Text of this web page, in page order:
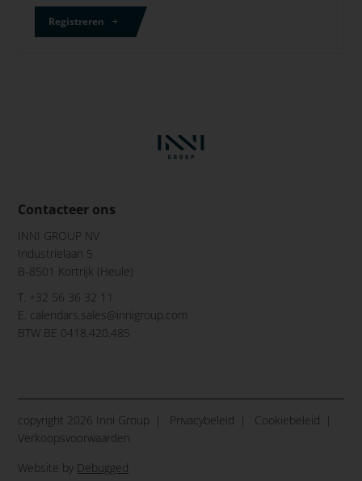
Registreren
Contacteer ons
INNI GROUP NV
Industrielaan 5
B-8501 Kortrijk (Heule)
T. +32 56 36 32 11
E. calendars.sales@innigroup.com
BTW BE 0418.420.485
copyright 2026 Inni Group Privacybeleid
Cookiebeleid
Verkoopsvoorwaarden
Website by Debugged